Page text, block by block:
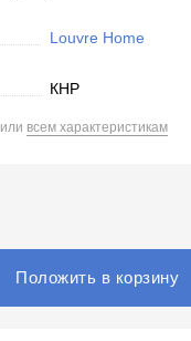
Louvre Home
КНР
или всем характеристикам
Положить в корзину